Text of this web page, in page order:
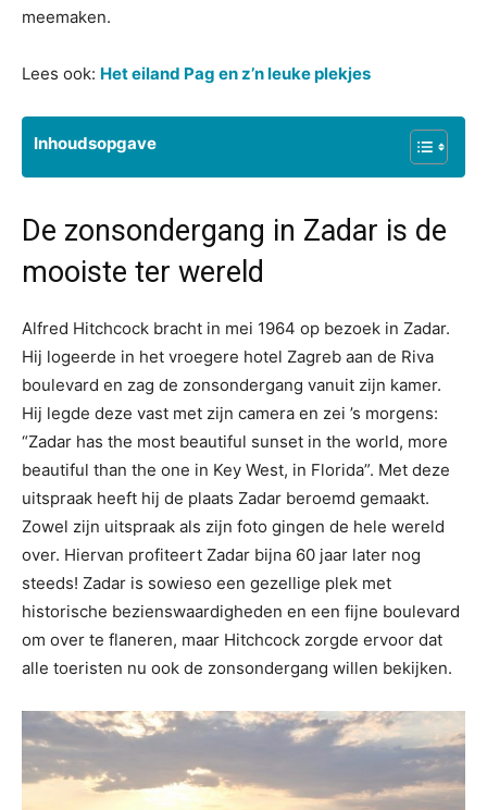
meemaken.
Lees ook: Het eiland Pag en z’n leuke plekjes
Inhoudsopgave
De zonsondergang in Zadar is de
mooiste ter wereld
Alfred Hitchcock bracht in mei 1964 op bezoek in Zadar.
Hij logeerde in het vroegere hotel Zagreb aan de Riva
boulevard en zag de zonsondergang vanuit zijn kamer.
Hij legde deze vast met zijn camera en zei ’s morgens:
“Zadar has the most beautiful sunset in the world, more
beautiful than the one in Key West, in Florida”. Met deze
uitspraak heeft hij de plaats Zadar beroemd gemaakt.
Zowel zijn uitspraak als zijn foto gingen de hele wereld
over. Hiervan profiteert Zadar bijna 60 jaar later nog
steeds! Zadar is sowieso een gezellige plek met
historische bezienswaardigheden en een fijne boulevard
om over te flaneren, maar Hitchcock zorgde ervoor dat
alle toeristen nu ook de zonsondergang willen bekijken.